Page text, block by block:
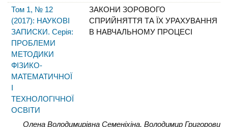
Том 1, № 12
(2017): НАУКОВІ
ЗАПИСКИ. Серія:
ПРОБЛЕМИ
МЕТОДИКИ
ФІЗИКО-
МАТЕМАТИЧНОЇ
І
ТЕХНОЛОГІЧНОЇ
ОСВІТИ
ЗАКОНИ ЗОРОВОГО
СПРИЙНЯТТЯ ТА ЇХ УРАХУВАННЯ
В НАВЧАЛЬНОМУ ПРОЦЕСІ
Олена Володимирівна Семеніхіна, Володимир